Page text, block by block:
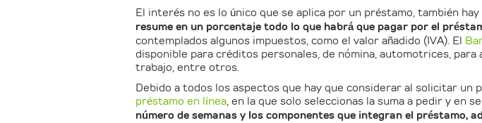
El interés no es lo único que se aplica por un préstamo, también
resume en un porcentaje todo lo que habrá que pagar por el
contemplados algunos impuestos, como el valor añadido (IVA). El
disponible para créditos personales, de nómina, automotrices,
trabajo, entre otros.
Debido a todos los aspectos que hay que considerar al solicitar un
préstamo en línea, en la que solo seleccionas la suma a pedir y en
número de semanas y los componentes que integran el préstamo,